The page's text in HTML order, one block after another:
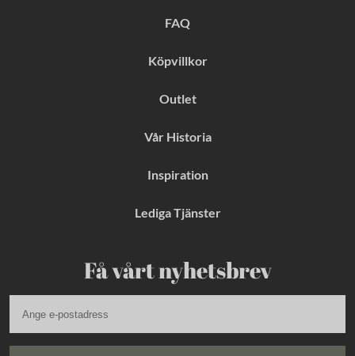
FAQ
Köpvillkor
Outlet
Vår Historia
Inspiration
Lediga Tjänster
Få vårt nyhetsbrev
a
m